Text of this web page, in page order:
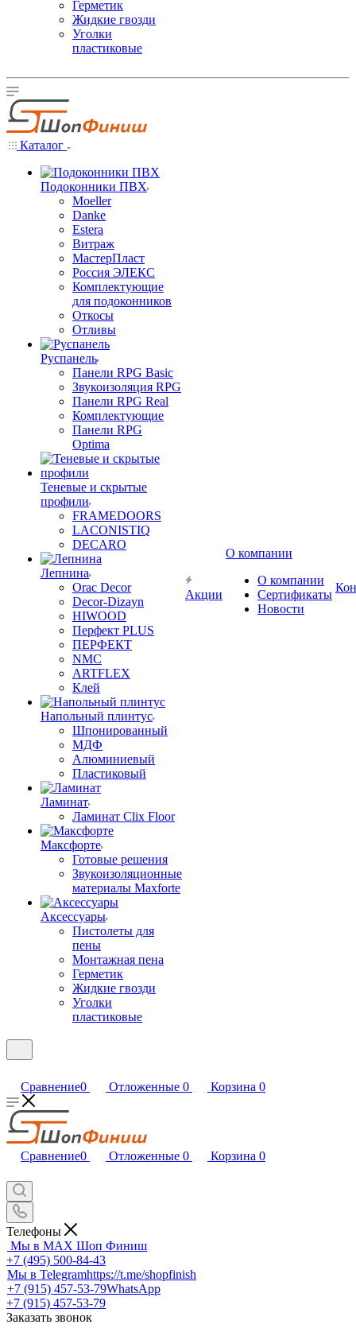
Герметик
Жидкие гвозди
Уголки
пластиковые
Каталог
Подоконники ПВХ
Moeller
Danke
Estera
Витраж
МастерПласт
Россия ЭЛЕКС
Комплектующие
для подоконников
Откосы
Отливы
Руспанель
Панели RPG Basic
Звукоизоляция RPG
Панели RPG Real
Комплектующие
Панели RPG
Optima
Теневые и скрытые
профили
FRAMEDOORS
LACONISTIQ
DECARO
Лепнина
Orac Decor
Decor-Dizayn
HIWOOD
Перфект PLUS
ПЕРФЕКТ
NMC
ARTFLEX
Клей
Напольный плинтус
Шпонированный
МДФ
Алюминиевый
Пластиковый
Ламинат
Ламинат Clix Floor
Максфорте
Готовые решения
Звукоизоляционные
материалы Maxforte
Аксессуары
Пистолеты для
пены
Монтажная пена
Герметик
Жидкие гвозди
Уголки
пластиковые
Акции
О компании
О компании
Сертификаты
Новости
Сравнение0 Отложенные 0 Корзина 0
Сравнение0 Отложенные 0 Корзина 0
Телефоны
Мы в MAX Шоп Финиш
+7 (495) 500-84-43
Мы в Telegramhttps://t.me/shopfinish
+7 (915) 457-53-79WhatsApp
+7 (915) 457-53-79
Заказать звонок